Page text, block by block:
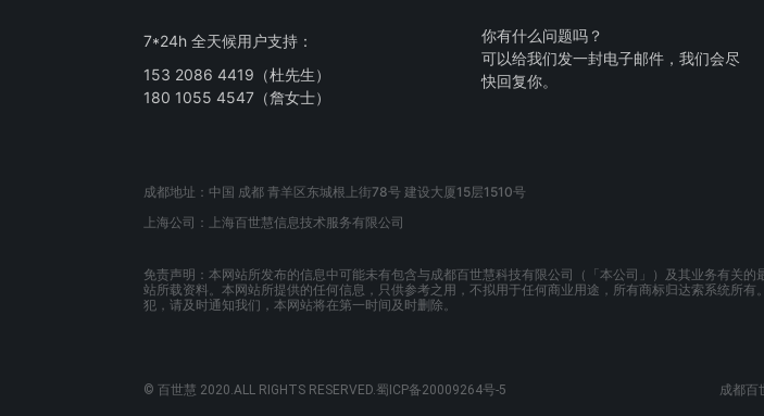
7*24h 全天候用户支持：
153 2086 4419（杜先生）
180 1055 4547（詹女士）
你有什么问题吗？
可以给我们发一封电子邮件，我们会尽
快回复你。
成都地址：中国 成都 青羊区东城根上街78号 建设大厦15层1510号
上海公司：上海百世慧信息技术服务有限公司
免责声明：本网站所发布的信息中可能未有包含与成都百世慧科技有限公司（「本公司」）及其业务有关
站所载资料。本网站所提供的任何信息，只供参考之用，不拟用于任何商业用途，所有商标归达索系统所
犯，请及时通知我们，本网站将在第一时间及时删除。
© 百世慧 2020.ALL RIGHTS RESERVED.蜀ICP备20009264号-5 成都百